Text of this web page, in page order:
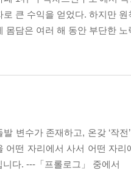
화를 이루려면
이는 방법
본 요인
리
차익 실현
로 큰 수익을 얻었다. 하지만
몸담은 여러 해 동안 부단한
발 변수가 존재하고, 온갖 ‘작
어떤 자리에서 사서 어떤 자
다. ---「프롤로그」 중에서